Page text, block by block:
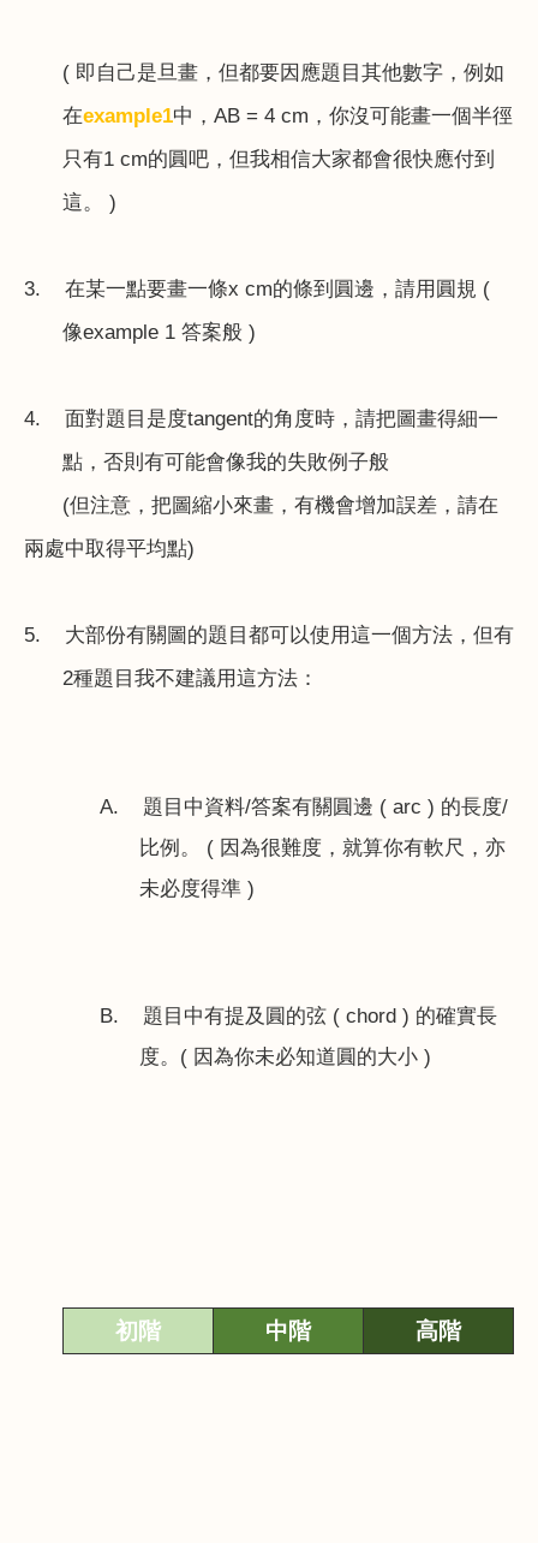
( 即自己是旦畫，但都要因應題目其他數字，例如
在example1中， AB = 4 cm ，你沒可能畫一個半徑
只有1 cm的圓吧，但我相信大家都會很快應付到
這。
)
3. 在某一點要畫一條x cm的條到圓邊，請用圓規 (
像example 1 答案般 )
4. 面對題目是度tangent的角度時，請把圖畫得細一
點，否則有可能會像我的失敗例子般
(但注意，把圖縮小來畫，有機會增加誤差，請在
兩處中取得平均點)
5. 大部份有關圖的題目都可以使用這一個方法，但有
2種題目我不建議用這方法：
A. 題目中資料/答案有關圓邊 ( arc ) 的長度/
比例。 ( 因為很難度，就算你有軟尺，亦
未必度得準)
B. 題目中有提及圓的弦 ( chord ) 的確實長
度。 ( 因為你未必知道圓的大小 )
初 階 中階 高階